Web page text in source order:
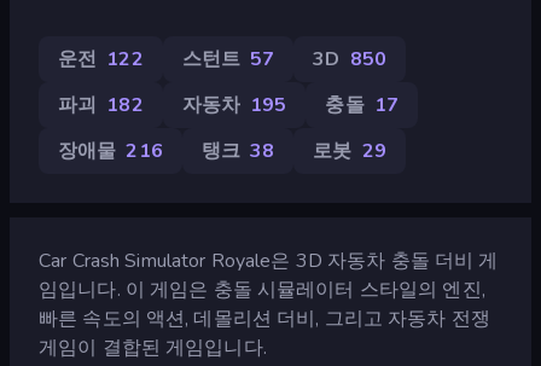
운전 122 스턴트 57 3D 850
파괴 182 자동차 195 충돌 17
장애물 216 탱크 38 로봇 29
Car Crash Simulator Royale은 3D 자동차 충돌 더비 게
임입니다. 이 게임은 충돌 시뮬레이터 스타일의 엔진,
빠른 속도의 액션, 데몰리션 더비, 그리고 자동차 전쟁
게임이 결합된 게임입니다.